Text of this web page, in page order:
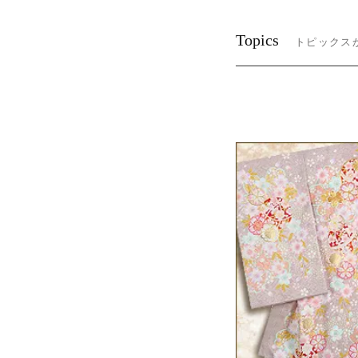
Topics トピックス